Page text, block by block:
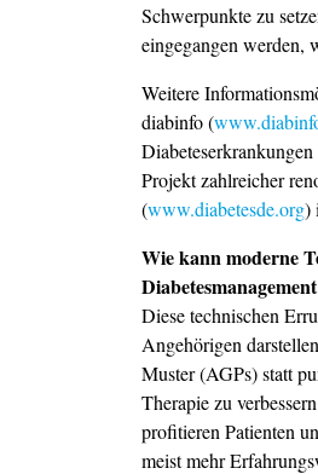
Schwerpunkte zu
eingegangen werden,
Weitere
diabinfo (
Projekt zahlreicher
(www.diabetesde.org)
Wie kann moderne
Diese technischen
Angehörigen
Muster (AGPs) statt
Therapie zu
profitieren Patienten
meist mehr